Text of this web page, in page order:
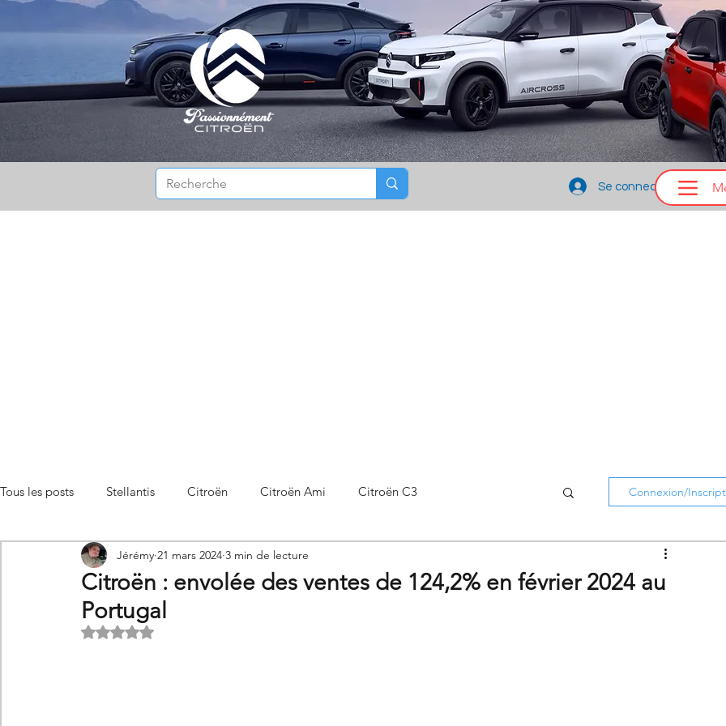
Se connecter
Tous les posts Stellantis Citroën Citroën Ami Citroën C3
Citroën C3 Aircross Citroën C4 Citroën C4 X
Citroën C5 X Citroën Berlingo
Connexion/
Citroën : envolée des ventes de 124,2% en février 2024 au
Portugal
Jérémy 21 mars 2024 3 min de lecture
Noté NaN étoiles sur 5.